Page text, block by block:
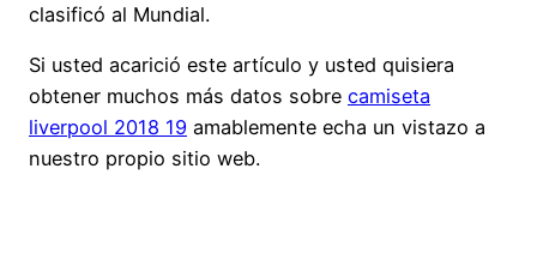
clasificó al Mundial.
Si usted acarició este artículo y usted quisiera
obtener muchos más datos sobre camiseta
liverpool 2018 19 amablemente echa un vistazo a
nuestro propio sitio web.